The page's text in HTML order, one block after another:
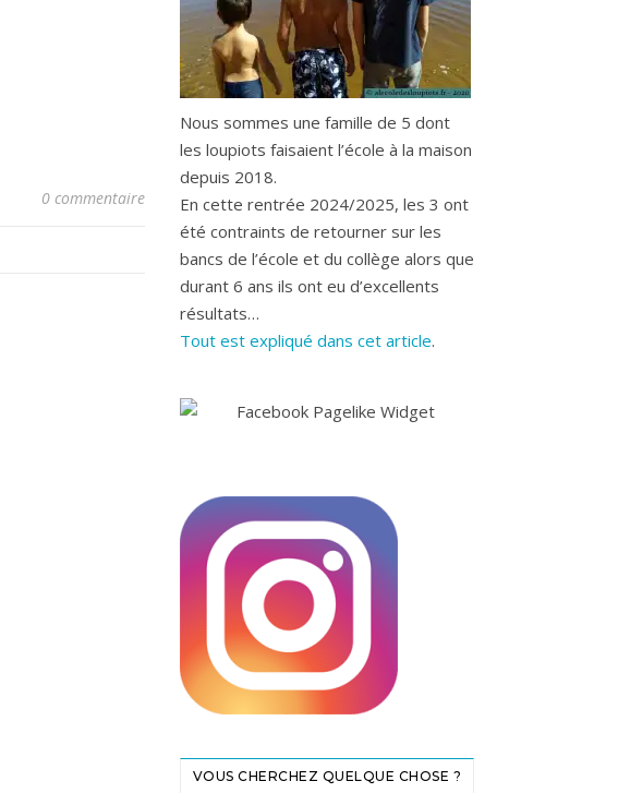
0 commentaire
Nous sommes une famille de 5 dont
les loupiots faisaient l’école à la maison
depuis 2018.
En cette rentrée 2024/2025, les 3 ont
été contraints de retourner sur les
bancs de l’école et du collège alors que
durant 6 ans ils ont eu d’excellents
résultats…
Tout est expliqué dans cet article.
VOUS CHERCHEZ QUELQUE CHOSE ?